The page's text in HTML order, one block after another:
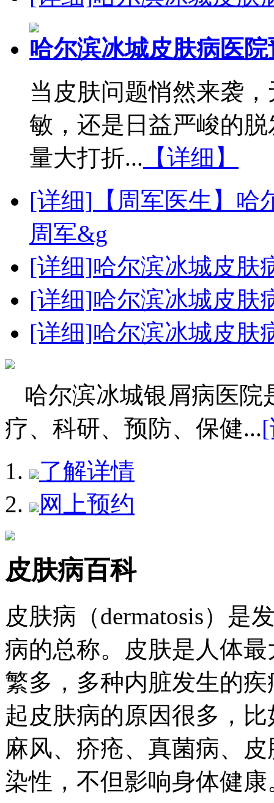
哈尔滨冰城皮肤病医
当皮肤问题悄然来袭
敏，还是日益严峻的
量大打折... 【详细】
[详细] 【周军医生】
周军&g
[详细]哈尔滨冰城皮肤
[详细]哈尔滨冰城皮肤
[详细]哈尔滨冰城皮肤
哈尔滨冰城银屑病医
疗、科研、预防、保健...
了解详情
网上预约
皮肤病百科
皮肤病 （dermatosis）
病的总称。皮肤是人体
繁多，多种内脏发生的
起皮肤病的原因很多，
麻风、疥疮、真菌病、
染性，不但影响身体健康